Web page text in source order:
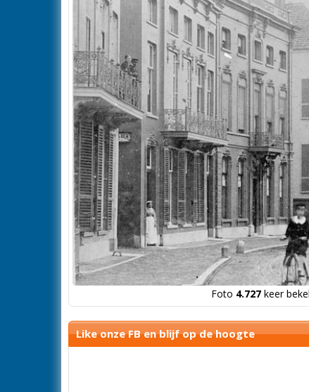
Foto 4.727keer
Like onze FB en blijf op de hoogte